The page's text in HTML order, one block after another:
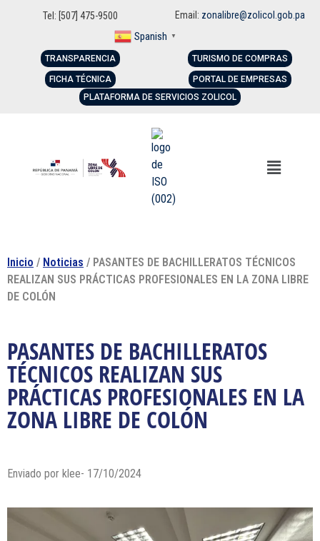
Tel: [507] 475-9500 Email: zonalibre@zolicol.gob.pa
Spanish ▼
TRANSPARENCIA
FICHA TÉCNICA
TURISMO DE COMPRAS
PORTAL DE EMPRESAS
PLATAFORMA DE SERVICIOS ZOLICOL
Inicio / Noticias / PASANTES DE BACHILLERATOS TÉCNICOS
REALIZAN SUS PRÁCTICAS PROFESIONALES EN LA ZONA LIBRE
DE COLÓN
PASANTES DE BACHILLERATOS
TÉCNICOS REALIZAN SUS
PRÁCTICAS PROFESIONALES EN LA
ZONA LIBRE DE COLÓN
Enviado por klee- 17/10/2024